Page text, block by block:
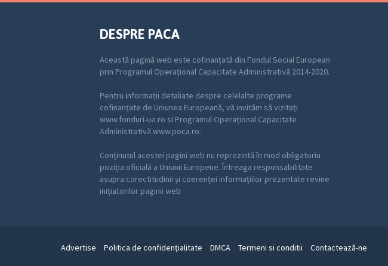
DESPRE PACA
Această pagină web este cofinanțată din Fondul Social European
prin Programul Operațional Capacitate Administrativă 2014-2020.
Pentru informații detaliate despre celelalte programe
cofinanțate de Uniunea Europeană, vă invităm să vizitați
www.fonduri-ue.ro si Programul Operațional Capacitate
Administrativă www.poca.ro.
Conținutul acestei pagini web nu reprezintă în mod obligatoriu
poziția oficială a Uniunii Europene. Întreaga responsabilitate
asupra corectitudinii și coerenței informațiilor prezentate revine
inițiatorilor paginii web
Advertise Politica de confidenţialitate DMCA Termeni si conditii Contactează-ne